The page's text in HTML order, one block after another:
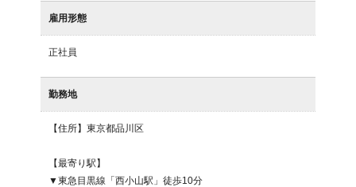
雇用形態
正社員
勤務地
【住所】東京都品川区
【最寄り駅】
▼東急目黒線「西小山駅」徒歩10分